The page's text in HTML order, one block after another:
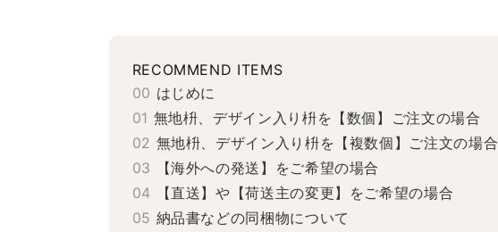
RECOMMEND ITEMS
00 はじめに
01 無地枡、デザイン入り枡を【数個】ご注文の場合
02 無地枡、デザイン入り枡を【複数個】ご注文の場合
03
【海外への発送】をご希望の場合
04
【直送】や【荷送主の変更】をご希望の場合
05 納品書などの同梱物について